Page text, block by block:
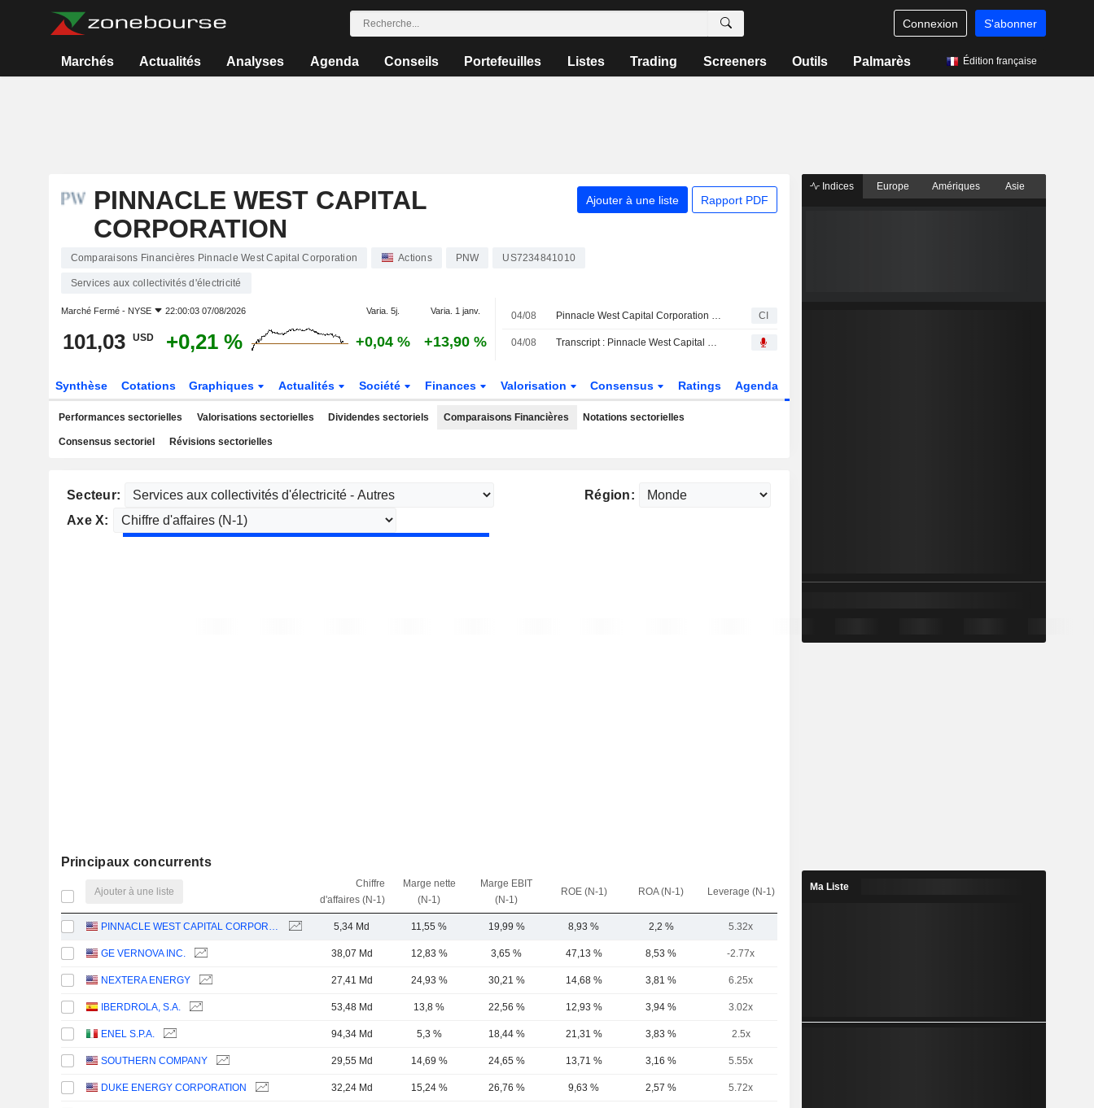
Connexion S'abonner
Marchés Actualités Analyses Agenda Conseils Portefeuilles Listes Trading Screeners Outils Palmarès Édition française
PINNACLE WEST CAPITAL
CORPORATION
Ajouter à une liste Rapport PDF
Comparaisons Financières Pinnacle West Capital Corporation Actions PNW US7234841010
Services aux collectivités d'électricité
Marché Fermé - NYSE 22:00:03 07/08/2026 Varia. 5j. Varia. 1 janv.
101,03 USD +0,21 % +0,04 % +13,90 %
04/08 Pinnacle West Capital Corporation maintient ses prévisions de bénéfices consolidés pour l'exercice 2026 CI
04/08 Transcript : Pinnacle West Capital Corporation, Q2 2026 Earnings Call, Aug 04, 2026
Synthèse Cotations Graphiques Actualités Société Finances Valorisation Consensus Ratings Agenda
Performances sectorielles Valorisations sectorielles Dividendes sectoriels Comparaisons Financières Notations sectorielles
Consensus sectoriel Révisions sectorielles
Secteur:
Région:
Axe X:
Principaux concurrents
Ajouter à une liste
Chiffre
d'affaires (N-1)
Marge nette
(N-1)
Marge EBIT
(N-1)
ROE (N-1) ROA (N-1) Leverage (N-1)
PINNACLE WEST CAPITAL CORPORATION 5,34 Md 11,55 % 19,99 % 8,93 % 2,2 % 5.32x
GE VERNOVA INC. 38,07 Md 12,83 % 3,65 % 47,13 % 8,53 % -2.77x
NEXTERA ENERGY 27,41 Md 24,93 % 30,21 % 14,68 % 3,81 % 6.25x
IBERDROLA, S.A. 53,48 Md 13,8 % 22,56 % 12,93 % 3,94 % 3.02x
ENEL S.P.A. 94,34 Md 5,3 % 18,44 % 21,31 % 3,83 % 2.5x
SOUTHERN COMPANY 29,55 Md 14,69 % 24,65 % 13,71 % 3,16 % 5.55x
DUKE ENERGY CORPORATION 32,24 Md 15,24 % 26,76 % 9,63 % 2,57 % 5.72x
Indices Europe Amériques Asie
Ma Liste